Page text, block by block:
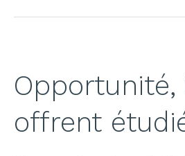
offrent